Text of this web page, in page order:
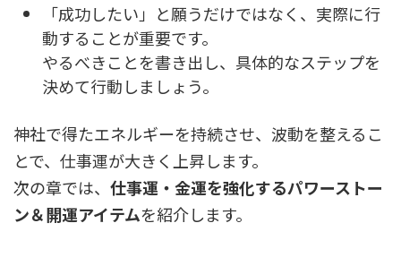
「成功したい」と願うだけではなく、実際に行
動することが重要です。
やるべきことを書き出し、具体的なステップを
決めて行動しましょう。
神社で得たエネルギーを持続させ、波動を整えるこ
とで、仕事運が大きく上昇します。
次の章では、 仕事運・金運を強化するパワーストー
ン＆開運アイテムを紹介します。